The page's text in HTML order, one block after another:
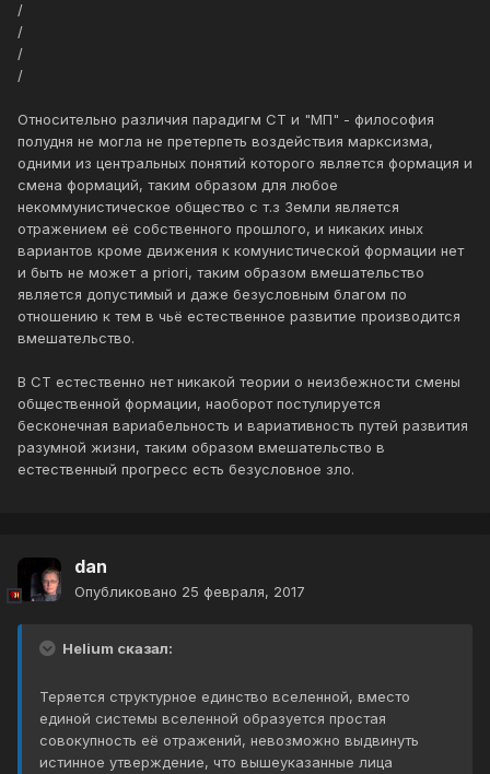
/
/
/
/
Относительно различия парадигм СТ и "МП" - философия
полудня не могла не претерпеть воздействия марксизма,
одними из центральных понятий которого является формация и
смена формаций, таким образом для любое
некоммунистическое общество с т.з Земли является
отражением её собственного прошлого, и никаких иных
вариантов кроме движения к комунистической формации нет
и быть не может a priori, таким образом вмешательство
является допустимый и даже безусловным благом по
отношению к тем в чьё естественное развитие производится
вмешательство.
В СТ естественно нет никакой теории о неизбежности смены
общественной формации, наоборот постулируется
бесконечная вариабельность и вариативность путей развития
разумной жизни, таким образом вмешательство в
естественный прогресс есть безусловное зло.
dan
Опубликовано 25 февраля, 2017
Helium сказал:
Теряется структурное единство вселенной, вместо
единой системы вселенной образуется простая
совокупность её отражений, невозможно выдвинуть
истинное утверждение, что вышеуказанные лица